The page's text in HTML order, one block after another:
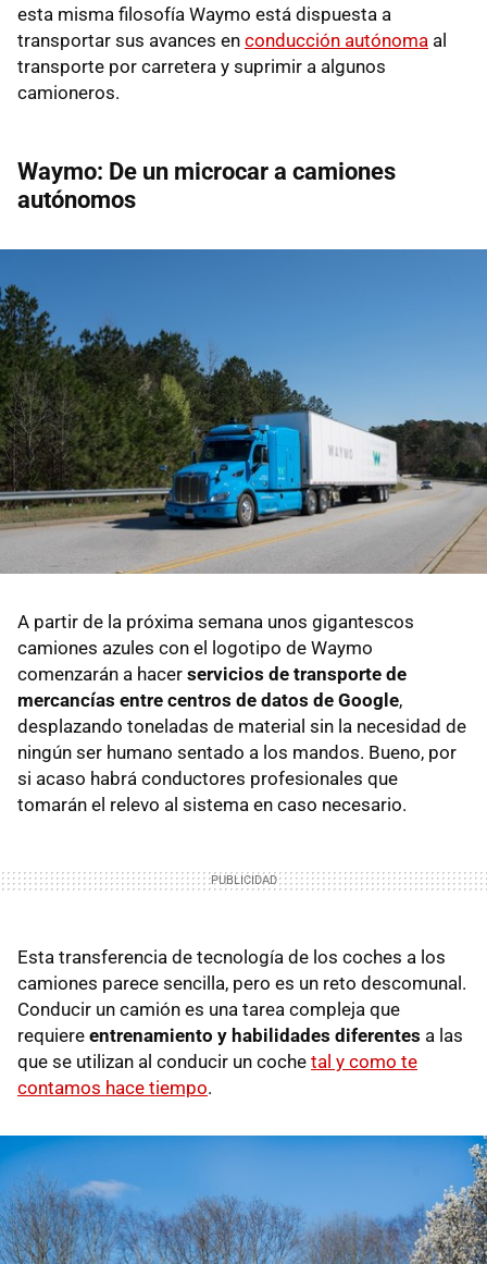
esta misma filosofía Waymo está dispuesta a
transportar sus avances en conducción autónoma al
transporte por carretera y suprimir a algunos
camioneros.
Waymo: De un microcar a camiones
autónomos
A partir de la próxima semana unos gigantescos
camiones azules con el logotipo de Waymo
comenzarán a hacer servicios de transporte de
mercancías entre centros de datos de Google,
desplazando toneladas de material sin la necesidad de
ningún ser humano sentado a los mandos. Bueno, por
si acaso habrá conductores profesionales que
tomarán el relevo al sistema en caso necesario.
Esta transferencia de tecnología de los coches a los
camiones parece sencilla, pero es un reto descomunal.
Conducir un camión es una tarea compleja que
requiere entrenamiento y habilidades diferentes a las
que se utilizan al conducir un coche tal y como te
contamos hace tiempo.